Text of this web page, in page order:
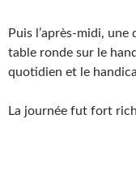
Puis l’après-midi,
table ronde sur le
quotidien et le
La journée fut fort